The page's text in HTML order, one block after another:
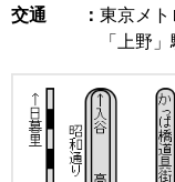
交通 ： 東京メト
「上野